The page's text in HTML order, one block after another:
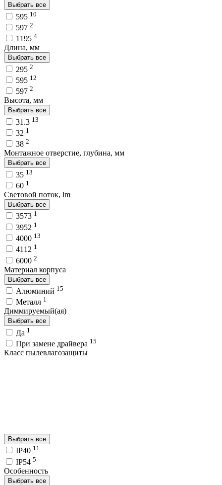
Выбрать все
595 10
597 2
1195 4
Длина, мм
Выбрать все
295 2
595 12
597 2
Высота, мм
Выбрать все
31.3 13
32 1
38 2
Монтажное отверстие, глубина, мм
Выбрать все
35 13
60 1
Световой поток, lm
Выбрать все
3573 1
3952 1
4000 13
4112 1
6000 2
Материал корпуса
Выбрать все
Алюминий 15
Металл 1
Диммируемый(ая)
Выбрать все
Да 1
При замене драйвера 15
Класс пылевлагозащиты
Выбрать все
IP40 11
IP54 5
Особенность
Выбрать все